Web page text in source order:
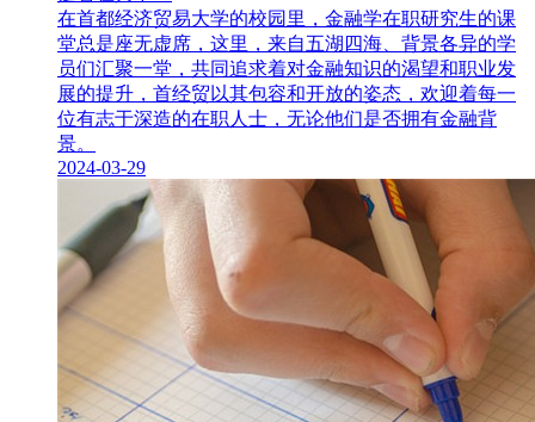
在首都经济贸易大学的校园里，金融学在职研究生​的课
堂总是座无虚席，这里，来自五湖四海、背景各异的学
员们汇聚一堂，共同追求着对金融知识的渴望和职业发
展的提升，首经贸以其包容和开放的姿态，欢迎着每一
位有志于深造的在职人士，无论他们是否拥有金融背
景。
2024-03-29